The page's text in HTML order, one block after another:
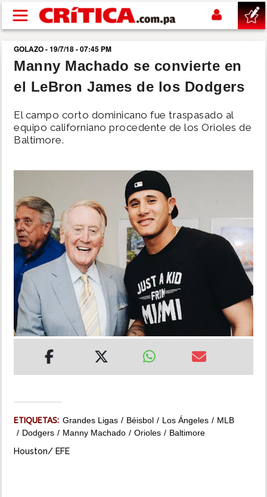
Pasar al contenido principal
buscar
SUCESOS
NACIONAL
DEPORTES
MUNDO
INSÓLITAS
MULTIMEDIA
IMPRESO
GOLAZO - 19/7/18 - 07:45 PM
Manny Machado se convierte en
el LeBron James de los Dodgers
El campo corto dominicano fue traspasado al
equipo californiano procedente de los Orioles de
Baltimore.
ETIQUETAS: Grandes Ligas Béisbol Los Ángeles
MLB
Dodgers
Manny Machado Orioles Baltimore
Houston/ EFE